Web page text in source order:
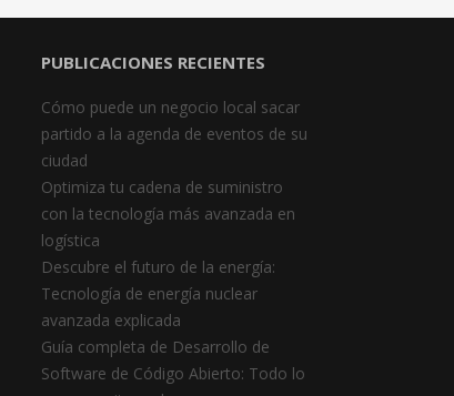
PUBLICACIONES RECIENTES
Cómo puede un negocio local sacar
partido a la agenda de eventos de su
ciudad
Optimiza tu cadena de suministro
con la tecnología más avanzada en
logística
Descubre el futuro de la energía:
Tecnología de energía nuclear
avanzada explicada
Guía completa de Desarrollo de
Software de Código Abierto: Todo lo